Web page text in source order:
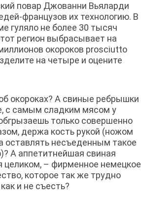
повар Джованни Вьяларди
французов их технологию. В
гуляло не более 30 тысяч
регион выбрасывает на
окороков prosciutto
на четыре и оцените
окороках? А свиные ребрышки
с самым сладким мясом у
только совершенно
держа кость рукой (ножом
оставлять несъеденным такое
А аппетитнейшая свиная
целиком, – фирменное немецкое
которое так же трудно
и не съесть?